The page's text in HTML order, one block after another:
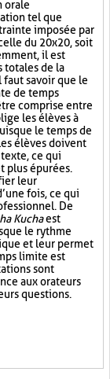
orale
tel que
imposée par
du 20x20, soit
il est
totales de la
faut savoir que le
de temps
comprise entre
les élèves à
le temps de
élèves doivent
ce qui
plus épurées.
leur
fois, ce qui
De
Kuchaest
le rythme
et leur permet
limite est
sont
aux orateurs
questions.